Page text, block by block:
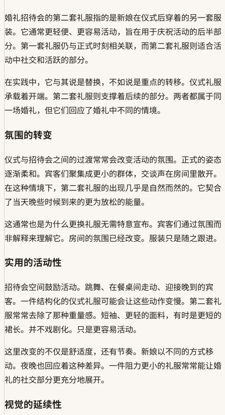
婚礼招待会的第二套礼服指的是新娘在仪式后穿着的另一套服
装。它通常更轻便、更容易活动，旨在用于庆祝活动的后半部
分。第一套礼服仍与正式时刻相关联，而第二套礼服则适合活
动中社交和活跃的部分。
在实践中，它与其说是替换，不如说是重点的转移。仪式礼服
承载着开端。第二套礼服则支撑着后续的部分。两者都属于同
一场婚礼，但它们回应了婚礼中不同的情境。
氛围的转变
仪式与招待会之间的过渡常常会改变活动的氛围。正式的姿态
逐渐柔和。宾客们聚集成更小的群体，交谈声在房间里散开。
在这种情境下，第二套礼服的出现几乎是自然而然的。它契合
了当天晚些时候到来的更为放松的能量。
这通常也是为什么更换礼服无需特意宣布。宾客们通过氛围而
非解释来理解它。房间的氛围已经改变。服装只是随之跟进。
实用的活动性
招待会空间鼓励活动。跳舞、在餐桌间走动、迎接晚到的宾
客。一件结构化的仪式礼服可能会让这些动作变慢。第二套礼
服常常去除了那种重量感。短袖、更轻的面料，有时是更短的
裙长。并不戏剧化。只是更容易活动。
这里改变的不仅是舒适度，还有节奏。新娘以不同的方式移
动。夜晚也回应着这种差异。一件阻力更小的礼服常常能让婚
礼的社交部分更充分地展开。
视觉的延续性